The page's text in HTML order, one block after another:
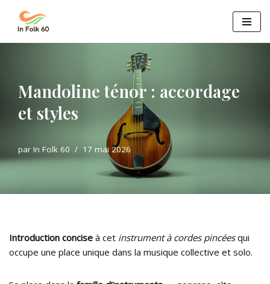
Aller
Mandoline ténor : accordage
et styles
par In Folk 60 17 mai 2026
Introduction concise à cet instrument à cordes pincéesqui
occupe une place unique dans la musique collective et solo.